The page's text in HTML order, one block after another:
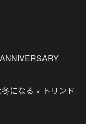
になる × トリンド